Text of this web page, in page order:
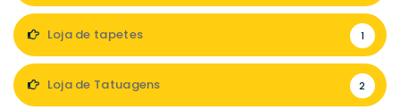
Loja de tapetes 1
Loja de Tatuagens 2